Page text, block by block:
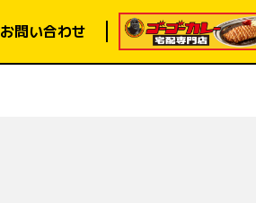
お問い合わせ